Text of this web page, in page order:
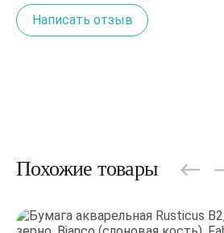
Написать отзыв
Похожие товары